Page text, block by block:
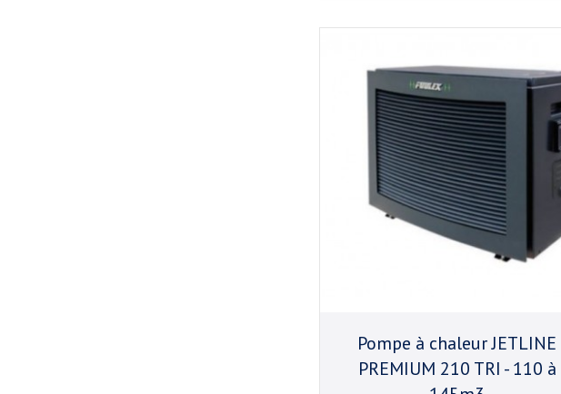
Pompe à chaleur JETLINE
PREMIUM 210 TRI - 110 à